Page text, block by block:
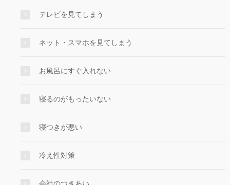
テレビを見てしまう
ネット・スマホを見てしまう
お風呂にすぐ入れない
寝るのがもったいない
寝つきが悪い
冷え性対策